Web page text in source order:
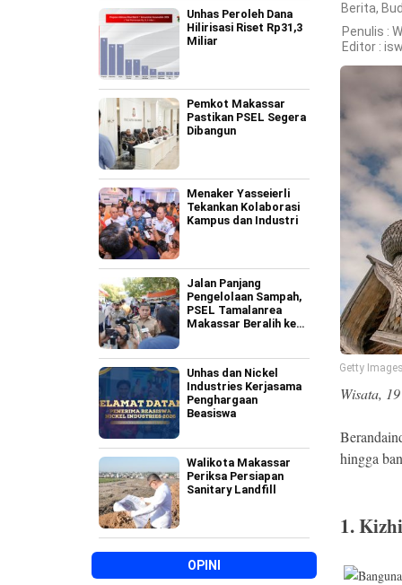
Unhas Peroleh Dana
Hilirisasi Riset Rp31,3
Miliar
Pemkot Makassar
Pastikan PSEL Segera
Dibangun
Menaker Yasseierli
Tekankan Kolaborasi
Kampus dan Industri
Jalan Panjang
Pengelolaan Sampah,
PSEL Tamalanrea
Makassar Beralih ke
Unhas dan Nickel
Industries Kerjasama
Penghargaan
Beasiswa
Walikota Makassar
Periksa Persiapan
Sanitary Landfill
OPINI
Berita,
Penulis :
Editor :
Getty
Wisata,
hingga
1.